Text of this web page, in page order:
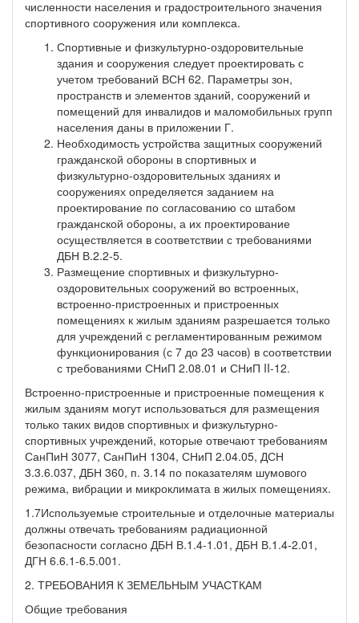
численности населения и градостроительного значения
спортивного сооружения или комплекса.
Спортивные и физкультурно-оздоровительные
здания и сооружения следует проектировать с
учетом требований ВСН 62. Параметры зон,
пространств и элементов зданий, сооружений и
помещений для инвалидов и маломобильных групп
населения даны в приложении Г.
Необходимость устройства защитных сооружений
гражданской обороны в спортивных и
физкультурно-оздоровительных зданиях и
сооружениях определяется заданием на
проектирование по согласованию со штабом
гражданской обороны, а их проектирование
осуществляется в соответствии с требованиями
ДБН В.2.2-5.
Размещение спортивных и физкультурно-
оздоровительных сооружений во встроенных,
встроенно-пристроенных и пристроенных
помещениях к жилым зданиям разрешается только
для учреждений с регламентированным режимом
функционирования (с 7 до 23 часов) в соответствии
с требованиями СНиП 2.08.01 и СНиП II-12.
Встроенно-пристроенные и пристроенные помещения к
жилым зданиям могут использоваться для размещения
только таких видов спортивных и физкультурно-
спортивных учреждений, которые отвечают требованиям
СанПиН 3077, СанПиН 1304, СНиП 2.04.05, ДСН
3.3.6.037, ДБН 360, п. 3.14 по показателям шумового
режима, вибрации и микроклимата в жилых помещениях.
1.7Используемые строительные и отделочные материалы
должны отвечать требованиям радиационной
безопасности согласно ДБН В.1.4-1.01, ДБН В.1.4-2.01,
ДГН 6.6.1-6.5.001.
2. ТРЕБОВАНИЯ К ЗЕМЕЛЬНЫМ УЧАСТКАМ
Общие требования